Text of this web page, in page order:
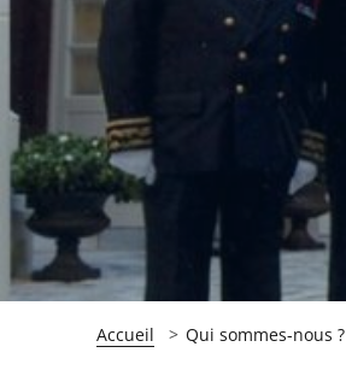
Accueil Qui sommes-nous ?